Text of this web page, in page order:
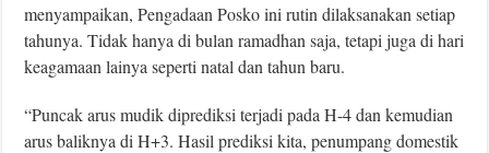
menyampaikan, Pengadaan Posko ini rutin dilaksanakan setiap
tahunya. Tidak hanya di bulan ramadhan saja, tetapi juga di hari
keagamaan lainya seperti natal dan tahun baru.
“Puncak arus mudik diprediksi terjadi pada H-4 dan kemudian
arus baliknya di H+3. Hasil prediksi kita, penumpang domestik